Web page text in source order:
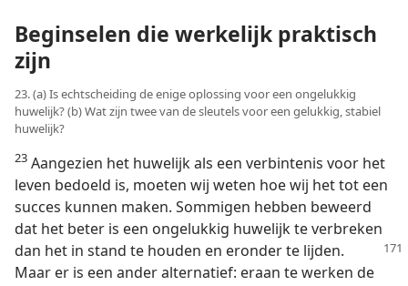
Beginselen die werkelijk praktisch
zijn
23. (a) Is echtscheiding de enige oplossing voor een ongelukkig
huwelijk? (b) Wat zijn twee van de sleutels voor een gelukkig, stabiel
huwelijk?
23 Aangezien het huwelijk als een verbintenis voor het
leven bedoeld is, moeten wij weten hoe wij het tot een
succes kunnen maken. Sommigen hebben beweerd
dat het beter is een ongelukkig huwelijk te verbreken
dan het in stand te houden en eronder te lijden.
Maar er is een ander alternatief: eraan te werken de